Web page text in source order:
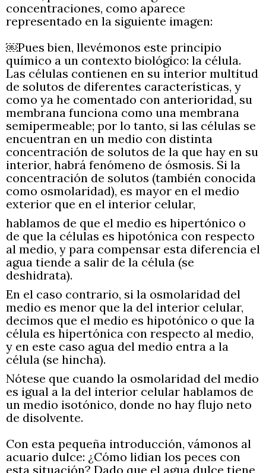
concentraciones, como aparece
representado en la siguiente imagen:
￼Pues bien, llevémonos este principio
químico a un contexto biológico: la célula.
Las células contienen en su interior multitud
de solutos de diferentes características, y
como ya he comentado con anterioridad, su
membrana funciona como una membrana
semipermeable; por lo tanto, si las células se
encuentran en un medio con distinta
concentración de solutos de la que hay en su
interior, habrá fenómeno de ósmosis. Si la
concentración de solutos (también conocida
como osmolaridad), es mayor en el medio
exterior que en el interior celular,
hablamos de que el medio es hipertónico o
de que la células es hipotónica con respecto
al medio, y para compensar esta diferencia el
agua tiende a salir de la célula (se
deshidrata).
En el caso contrario, si la osmolaridad del
medio es menor que la del interior celular,
decimos que el medio es hipotónico o que la
célula es hipertónica con respecto al medio,
y en este caso agua del medio entra a la
célula (se hincha).
Nótese que cuando la osmolaridad del medio
es igual a la del interior celular hablamos de
un medio isotónico, donde no hay flujo neto
de disolvente.
Con esta pequeña introducción, vámonos al
acuario dulce: ¿Cómo lidian los peces con
esta situación? Dado que el agua dulce tiene